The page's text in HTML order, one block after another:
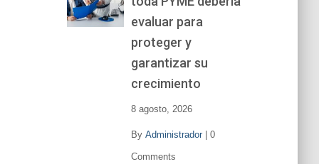
evaluar para
proteger y
garantizar su
crecimiento
8 agosto, 2026
By Administrador| 0
Comments